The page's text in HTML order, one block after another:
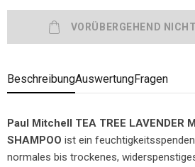
BeschreibungAuswertungFragen
Paul Mitchell TEA TREE LAVENDER
SHAMPOO ist ein
normales bis trockenes,